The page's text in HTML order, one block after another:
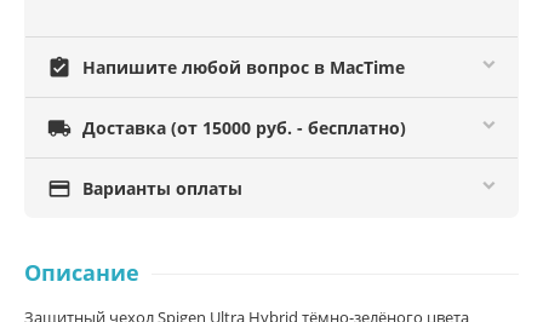
assignment_turned_in Напишите любой вопрос в MacTime
 Доставка (от 15000 руб. - бесплатно)
 Варианты оплаты
Описание
Защитный чехол Spigen Ultra Hybrid тёмно-зелёного цвета